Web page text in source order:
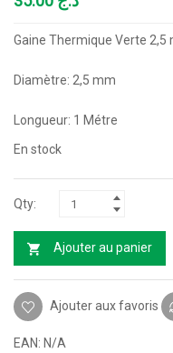
Gaine Thermique Verte 2,5
Diamètre: 2,5 mm
Longueur: 1 Métre
En stock
Ajouter au panier
Ajouter aux favoris
EAN: N/A